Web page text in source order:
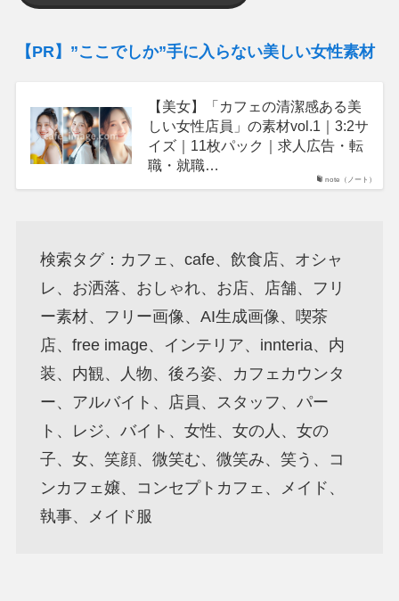
【PR】”ここでしか”手に入らない美しい女性素材
note（ノート）
【美女】「カフェの清潔感ある美
しい女性店員」の素材vol.1｜3:2サ
イズ｜11枚パック｜求人広告・転
職・就職…
検索タグ：カフェ、cafe、飲食店、オシャ
レ、お洒落、おしゃれ、お店、店舗、フリ
ー素材、フリー画像、AI生成画像、喫茶
店、free image、インテリア、innteria、内
装、内観、人物、後ろ姿、カフェカウンタ
ー、アルバイト、店員、スタッフ、パー
ト、レジ、バイト、女性、女の人、女の
子、女、笑顔、微笑む、微笑み、笑う、コ
ンカフェ嬢、コンセプトカフェ、メイド、
執事、メイド服